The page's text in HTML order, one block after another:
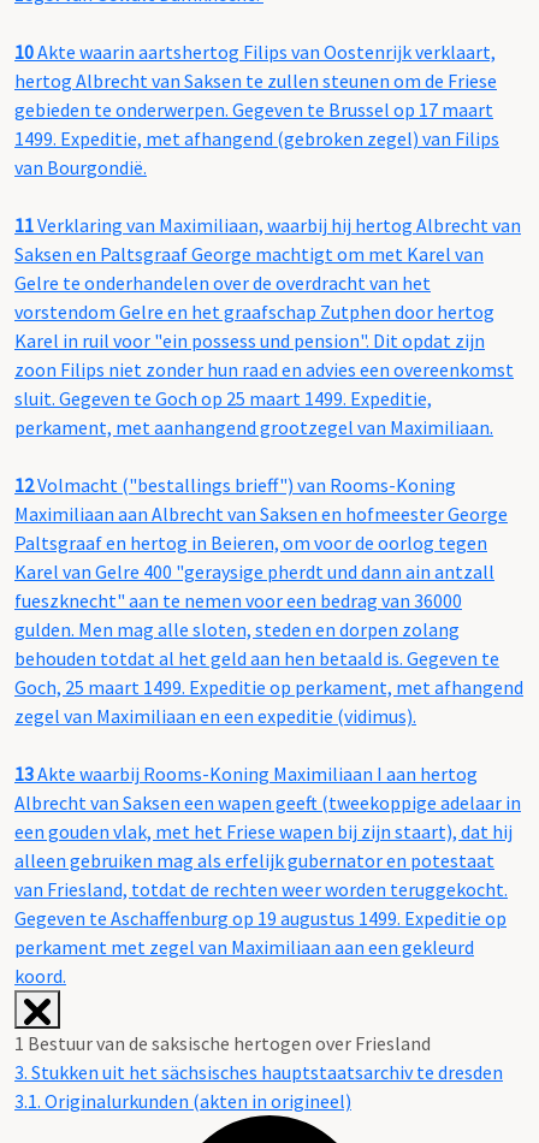
10Akte waarin aartshertog Filips van Oostenrijk verklaart,
hertog Albrecht van Saksen te zullen steunen om de Friese
gebieden te onderwerpen. Gegeven te Brussel op 17 maart
1499. Expeditie, met afhangend (gebroken zegel) van Filips
van Bourgondië.
11Verklaring van Maximiliaan, waarbij hij hertog Albrecht van
Saksen en Paltsgraaf George machtigt om met Karel van
Gelre te onderhandelen over de overdracht van het
vorstendom Gelre en het graafschap Zutphen door hertog
Karel in ruil voor "ein possess und pension". Dit opdat zijn
zoon Filips niet zonder hun raad en advies een overeenkomst
sluit. Gegeven te Goch op 25 maart 1499. Expeditie,
perkament, met aanhangend grootzegel van Maximiliaan.
12Volmacht ("bestallings brieff") van Rooms-Koning
Maximiliaan aan Albrecht van Saksen en hofmeester George
Paltsgraaf en hertog in Beieren, om voor de oorlog tegen
Karel van Gelre 400 "geraysige pherdt und dann ain antzall
fueszknecht" aan te nemen voor een bedrag van 36000
gulden. Men mag alle sloten, steden en dorpen zolang
behouden totdat al het geld aan hen betaald is. Gegeven te
Goch, 25 maart 1499. Expeditie op perkament, met afhangend
zegel van Maximiliaan en een expeditie (vidimus).
13Akte waarbij Rooms-Koning Maximiliaan I aan hertog
Albrecht van Saksen een wapen geeft (tweekoppige adelaar in
een gouden vlak, met het Friese wapen bij zijn staart), dat hij
alleen gebruiken mag als erfelijk gubernator en potestaat
van Friesland, totdat de rechten weer worden teruggekocht.
Gegeven te Aschaffenburg op 19 augustus 1499. Expeditie op
perkament met zegel van Maximiliaan aan een gekleurd
koord.
1 Bestuur van de saksische hertogen over Friesland
3. Stukken uit het sächsisches hauptstaatsarchiv te dresden
3.1. Originalurkunden (akten in origineel)